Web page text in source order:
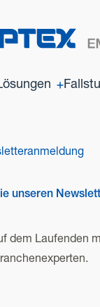
unseren
dem Laufenden